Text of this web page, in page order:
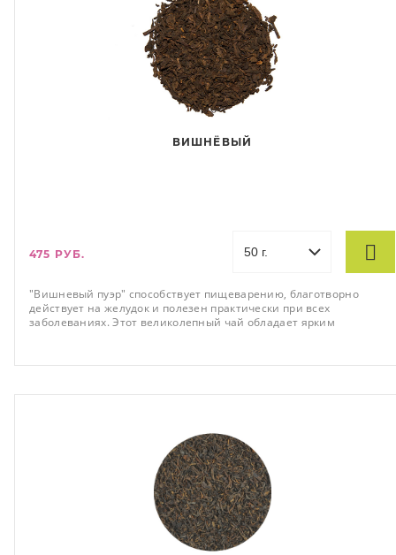
ВИШНЁВЫЙ
475 РУБ.
"Вишневый пуэр" способствует пищеварению, благотворно
действует на желудок и полезен практически при всех
заболеваниях. Этот великолепный чай обладает ярким